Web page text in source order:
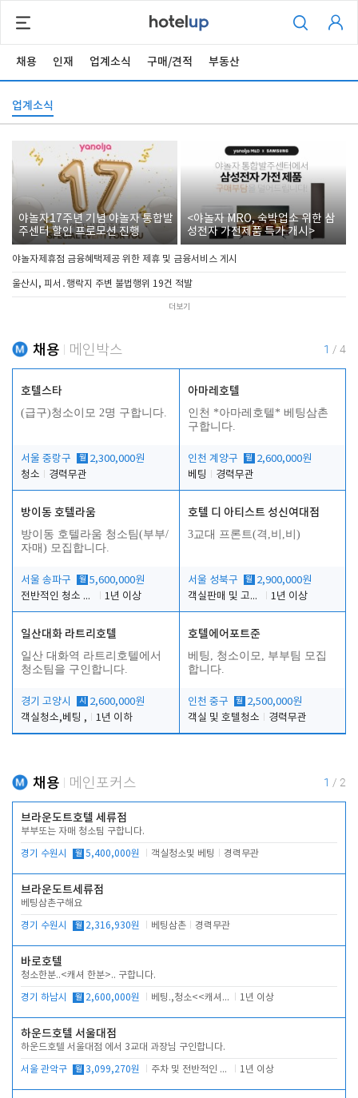
채용 인재 업계소식 구매/견적 부동산
업계소식
야놀자17주년 기념 야놀자 통합발
주센터 할인 프로모션 진행
<야놀자 MRO, 숙박업소 위한 삼
성전자 가전제품 특가 개시>
야놀자제휴점 금융혜택제공 위한 제휴 및 금융서비스 게시
울산시, 피서․행락지 주변 불법행위 19건 적발
더보기
채용 메인박스 1 / 4
호텔스타
(급구)청소이모 2명 구합니다.
서울 중랑구 월 2,300,000원
청소
경력무관
아마레호텔
인천 *아마레호텔* 베팅삼촌
구합니다.
인천 계양구 월 2,600,000원
베팅
경력무관
방이동 호텔라움
방이동 호텔라움 청소팀(부부/
자매) 모집합니다.
서울 송파구 월 5,600,000원
전반적인 청소 업무(객실청소.객실정리)
1년 이상
호텔 디 아티스트 성신여대점
3교대 프론트(격,비,비)
서울 성북구 월 2,900,000원
객실판매 및 고객응대
1년 이상
일산대화 라트리호텔
일산 대화역 라트리호텔에서
청소팀을 구인합니다.
경기 고양시 시
2,600,000원
객실청소,베팅 ,
1년 이하
호텔에어포트준
베팅, 청소이모, 부부팀 모집
합니다.
인천 중구 월 2,500,000원
객실 및 호텔청소
경력무관
채용 메인포커스 1 / 2
브라운도트호텔 세류점
부부또는 자매 청소팀 구합니다.
경기 수원시 월 5,400,000원 객실청소및 베팅 경력무관
브라운도트세류점
베팅삼촌구해요
경기 수원시 월 2,316,930원 베팅삼촌 경력무관
바로호텔
청소한분..<캐셔 한분>.. 구합니다.
경기 하남시 월 2,600,000원 베팅.,청소<<캐셔 모셔봅니다. 1년 이상
하운드호텔 서울대점
하운드호텔 서울대점 에서 3교대 과장님 구인합니다.
서울 관악구 월 3,099,270원 주차 및 전반적인 당번업무 1년 이상